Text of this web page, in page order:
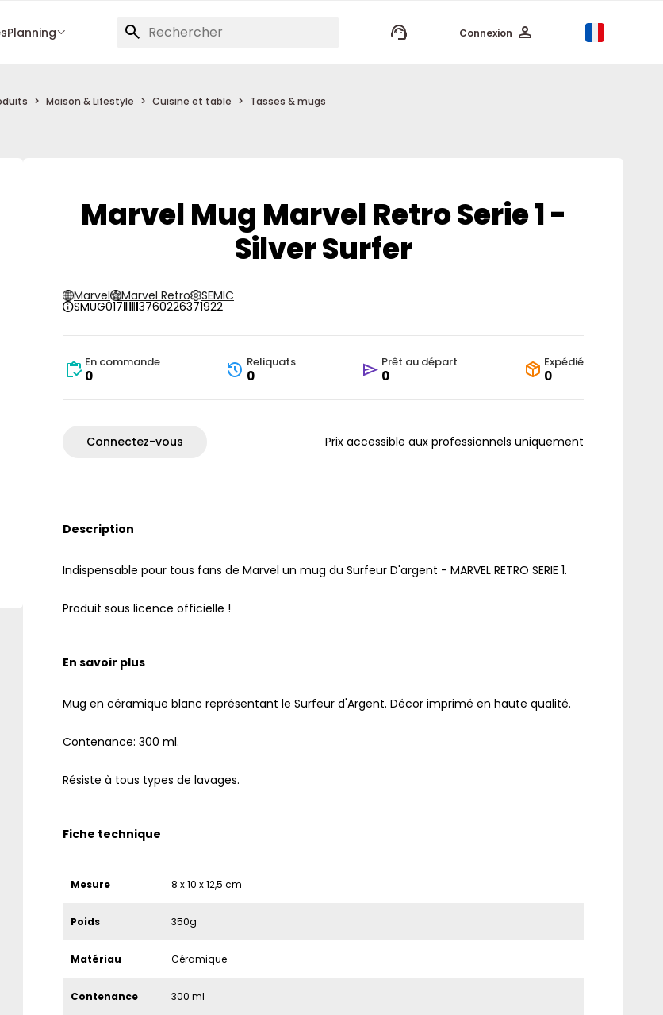
Planning Connexion
Maison & Lifestyle Cuisine et table Tasses & mugs
Marvel Mug Marvel Retro Serie 1 -
Silver Surfer
Marvel Marvel Retro SEMIC
SMUG017 3760226371922
En commande
0
Reliquats
0
Prêt au départ
0
Expédié
0
Connectez-vous Prix accessible aux professionnels uniquement
Description
Indispensable pour tous fans de Marvel un mug du Surfeur D'argent - MARVEL RETRO SERIE 1.
Produit sous licence officielle !
En savoir plus
Mug en céramique blanc représentant le Surfeur d'Argent. Décor imprimé en haute qualité.
Contenance: 300 ml.
Résiste à tous types de lavages.
Fiche technique
Mesure 8 x 10 x 12,5 cm
Poids 350g
Matériau Céramique
Contenance 300 ml